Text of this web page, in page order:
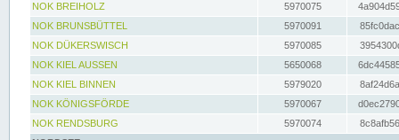
NOK BREIHOLZ
5970075
NOK BRUNSBÜTTEL
5970091
NOK DÜKERSWISCH
5970085
NOK KIEL AUSSEN
5650068
NOK KIEL BINNEN
5979020
NOK KÖNIGSFÖRDE
5970067
NOK RENDSBURG
5970074